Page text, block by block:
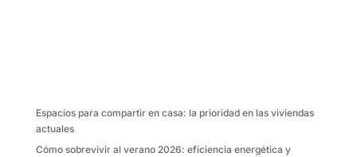
k
i
Espacios para compartir en casa: la prioridad en las viviendas
actuales
Cómo sobrevivir al verano 2026: eficiencia energética y